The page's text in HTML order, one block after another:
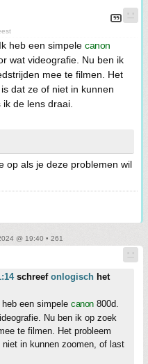
heb een simpele canon
wat videografie. Nu ben ik
mee te filmen. Het
dat ze of niet in kunnen
de lens draai.
op als je deze problemen wil
@ 19:40 • 261
schreef onlogisch het
een simpele canon800d.
Nu ben ik op zoek
te filmen. Het probleem
in kunnen zoomen, of last